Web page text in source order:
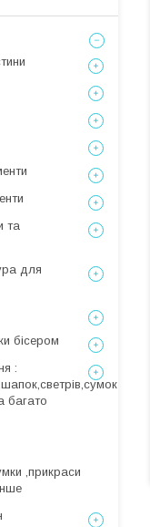
та
для
бісером
:
багато
,прикраси